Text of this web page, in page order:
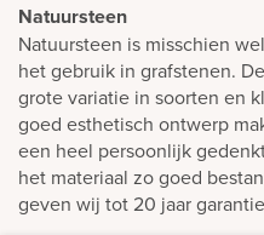
Natuursteen
Natuursteen is misschien
het gebruik in grafstenen.
grote variatie in soorten en
goed esthetisch ontwerp
een heel persoonlijk
het materiaal zo goed
geven wij tot 20 jaar